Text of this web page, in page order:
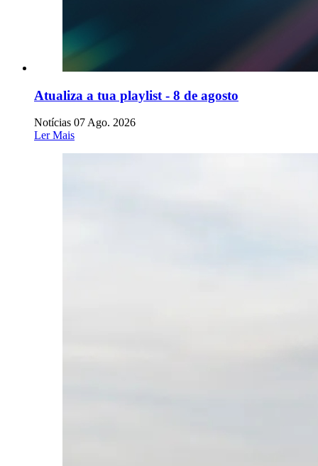
Atualiza a tua playlist - 8 de agosto
Notícias 07 Ago. 2026
Ler Mais